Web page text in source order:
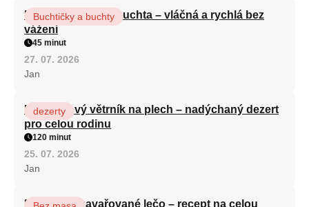
Hrnková maková buchta – vláčná a rychlá bez
vážení
Buchtičky a buchty
45 minut
27. 07. 2026
Jan
Karamelový větrník na plech – nadýchaný dezert
pro celou rodinu
dezerty
120 minut
25. 07. 2026
Jan
Babiččino zavařované lečo – recept na celou